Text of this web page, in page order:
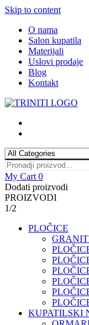
Skip to content
O nama
Salon kupatila
Materijali
Uslovi prodaje
Blog
Kontakt
My Cart 0
Dodati proizvodi
PROIZVODI
1/2
PLOČICE
KUPATILSKI